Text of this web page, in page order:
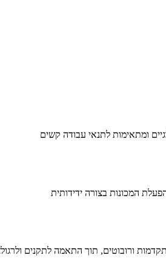
המכונות בצורה ידידותית
ורובוטים, תוך התאמה לתקנים